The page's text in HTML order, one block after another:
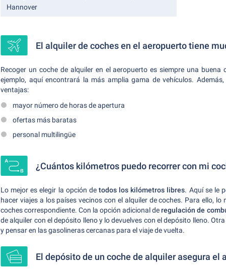
Hannover
El alquiler de coches en el aeropuerto tiene
Recoger un coche de alquiler en el aeropuerto es siempre una
ejemplo, aquí encontrará la más amplia gama de vehículos.
ventajas:
mayor número de horas de apertura
ofertas más baratas
personal multilingüe
¿Cuántos kilómetros puedo recorrer con mi
Lo mejor es elegir la opción de todos los kilómetros libres. Aquí se le
hacer viajes a los países vecinos con el alquiler de coches. Para ello,
coches correspondiente. Con la opción adicional deregulación de
de alquiler con el depósito lleno y lo devuelves con el depósito lleno.
y pensar en las gasolineras cercanas para el viaje de vuelta.
El depósito de un coche de alquiler asegura el